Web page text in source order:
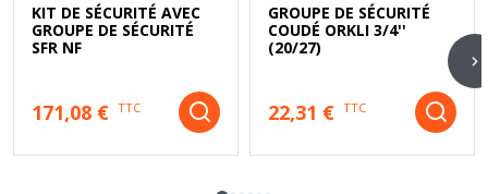
KIT DE SÉCURITÉ AVEC
GROUPE DE SÉCURITÉ
SFR NF
171,08 € TTC
GROUPE DE SÉCURITÉ
COUDÉ ORKLI 3/4''
(20/27)
22,31 € TTC